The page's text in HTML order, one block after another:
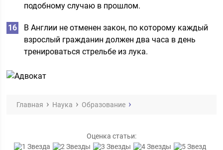
подобному случаю в прошлом.
В Англии не отменен закон, по которому каждый
взрослый гражданин должен два часа в день
тренироваться стрельбе из лука.
Главная Наука Образование
Оценка статьи: